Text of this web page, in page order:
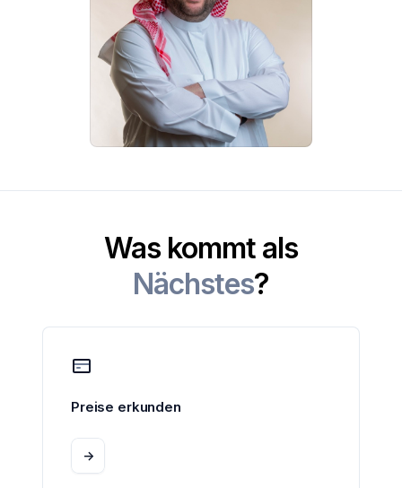
Was kommt als
Nächstes?
Preise erkunden
->